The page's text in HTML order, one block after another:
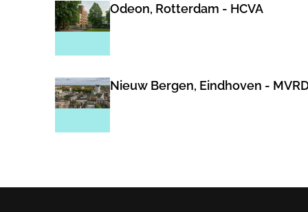
Odeon, Rotterdam - HCVA
Nieuw Bergen, Eindhoven -